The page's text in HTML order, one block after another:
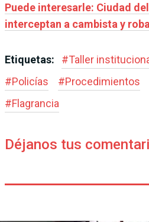
Puede interesarle: Ciudad
interceptan a cambista y
Etiquetas: #Taller
#Policías #Procedimientos
#Flagrancia
Déjanos tus